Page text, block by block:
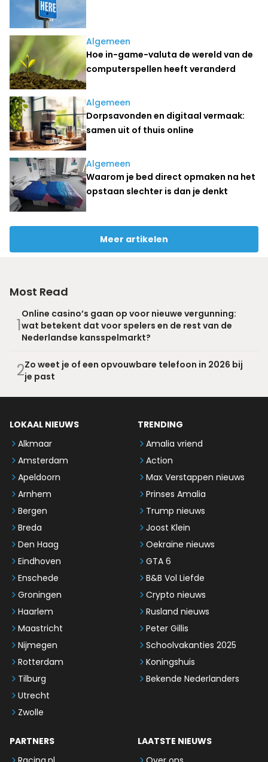
Algemeen
Hoe in-game-valuta de wereld van de
computerspellen heeft veranderd
Algemeen
Dorpsavonden en digitaal vermaak:
samen uit of thuis online
Algemeen
Waarom je bed direct opmaken na het
opstaan slechter is dan je denkt
Meer artikelen
Most Read
1
Online casino’s gaan op voor nieuwe vergunning:
wat betekent dat voor spelers en de rest van de
Nederlandse kansspelmarkt?
2Zo weet je of een opvouwbare telefoon in 2026 bij
je past
LOKAAL NIEUWS
Alkmaar
Amsterdam
Apeldoorn
Arnhem
Bergen
Breda
Den Haag
Eindhoven
Enschede
Groningen
Haarlem
Maastricht
Nijmegen
Rotterdam
Tilburg
Utrecht
Zwolle
TRENDING
Amalia vriend
Action
Max Verstappen nieuws
Prinses Amalia
Trump nieuws
Joost Klein
Oekraïne nieuws
GTA 6
B&B Vol Liefde
Crypto nieuws
Rusland nieuws
Peter Gillis
Schoolvakanties 2025
Koningshuis
Bekende Nederlanders
PARTNERS
LAATSTE NIEUWS